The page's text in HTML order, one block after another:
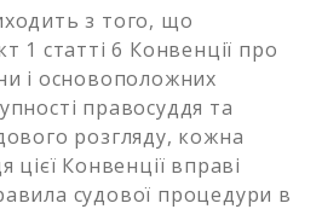
з того, що
1 статті 6 Конвенції про
і основоположних
правосуддя та
розгляду, кожна
Конвенції вправі
судової процедури в